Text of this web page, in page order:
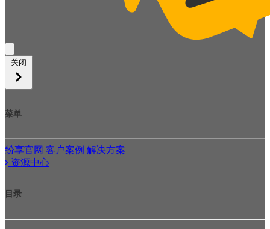
开
关闭
菜单
纷享官网 客户案例 解决方案
资源中心
目录